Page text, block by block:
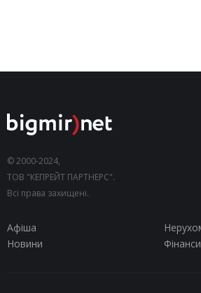
© 2000-2024,
ТОВ "КЕПРЕЙТ ПАРТНЕРС".
Всі права захищені.
Афіша
Новини
Фінанси